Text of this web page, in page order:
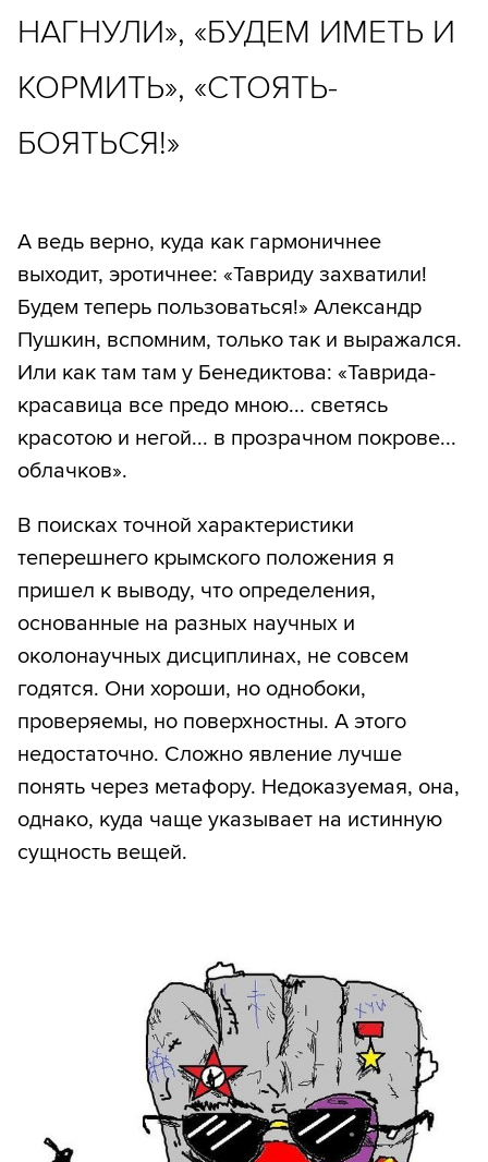
НАГНУЛИ», «БУДЕМ ИМЕТЬ И
КОРМИТЬ», «СТОЯТЬ-
БОЯТЬСЯ!»
А ведь верно, куда как гармоничнее
выходит, эротичнее: «Тавриду захватили!
Будем теперь пользоваться!» Александр
Пушкин, вспомним, только так и выражался.
Или как там там у Бенедиктова: «Таврида-
красавица все предо мною... светясь
красотою и негой... в прозрачном покрове...
облачков».
В поисках точной характеристики
теперешнего крымского положения я
пришел к выводу, что определения,
основанные на разных научных и
околонаучных дисциплинах, не совсем
годятся. Они хороши, но однобоки,
проверяемы, но поверхностны. А этого
недостаточно. Сложно явление лучше
понять через метафору. Недоказуемая, она,
однако, куда чаще указывает на истинную
сущность вещей.